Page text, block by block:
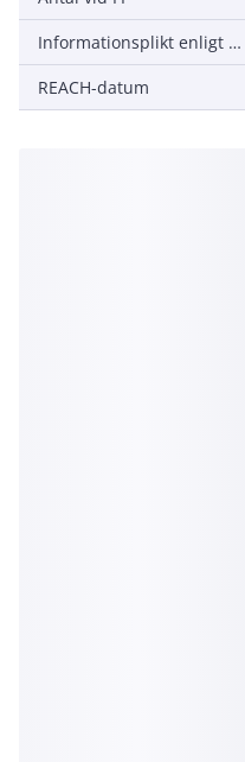
Informationsplikt enligt REACH
REACH-datum